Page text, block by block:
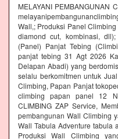
MELAYANI PEMBANGUNAN
Wall,; Produksi Panel
diamond cut, kombinasi,
(Panel) Panjat Tebing
panjat tebing 31 Agt 2026
Delapan Abadi) yang
selalu berkomitmen untuk
Climbing, Papan Panjat
climbing papan panel 12
CLIMBING ZAP Service,
pembangunan Wall Climbing
Wall Tabula Adventure tabula
Produksi Wall Climbing